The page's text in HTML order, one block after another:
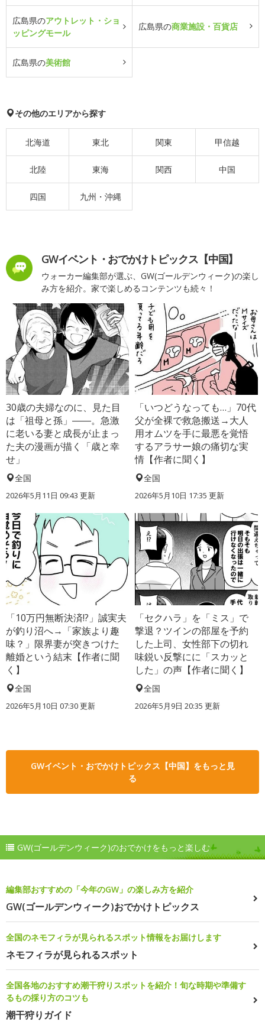
広島県のアウトレット・ショ
ッピングモール
広島県の商業施設・百貨店
広島県の美術館
その他のエリアから探す
北海道 東北 関東 甲信越
北陸 東海 関西 中国
四国 九州・沖縄
GWイベント・おでかけトピックス【中国】
ウォーカー編集部が選ぶ、GW(ゴールデンウィーク)の楽し
み方を紹介。家で楽しめるコンテンツも続々！
30歳の夫婦なのに、見た目
は「祖母と孫」――。急激
に老いる妻と成長が止まっ
た夫の漫画が描く「歳と幸
せ」
全国
2026年5月11日 09:43 更新
「いつどうなっても…」70代
父が全裸で救急搬送→大人
用オムツを手に最悪を覚悟
するアラサー娘の痛切な実
情【作者に聞く】
全国
2026年5月10日 17:35 更新
「10万円無断決済!?」誠実夫
が釣り沼へ→「家族より趣
味？」限界妻が突きつけた
離婚という結末【作者に聞
く】
全国
2026年5月10日 07:30 更新
「セクハラ」を「ミス」で
撃退？ツインの部屋を予約
した上司、女性部下の切れ
味鋭い反撃にに「スカッと
した」の声【作者に聞く】
全国
2026年5月9日 20:35 更新
GWイベント・おでかけトピックス【中国】をもっと見
る
GW(ゴールデンウィーク)のおでかけをもっと楽しむ
編集部おすすめの「今年のGW」の楽しみ方を紹介
GW(ゴールデンウィーク)おでかけトピックス
全国のネモフィラが見られるスポット情報をお届けします
ネモフィラが見られるスポット
全国各地のおすすめ潮干狩りスポットを紹介！旬な時期や準備す
るもの採り方のコツも
潮干狩りガイド